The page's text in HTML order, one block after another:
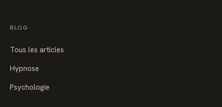
BLOG
Tous les articles
Hypnose
Psychologie